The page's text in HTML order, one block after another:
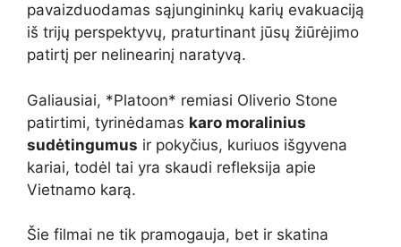
pavaizduodamas sąjungininkų karių evakuaciją
iš trijų perspektyvų, praturtinant jūsų žiūrėjimo
patirtį per nelinearinį naratyvą.
Galiausiai, *Platoon* remiasi Oliverio Stone
patirtimi, tyrinėdamas karo moralinius
sudėtingumus ir pokyčius, kuriuos išgyvena
kariai, todėl tai yra skaudi refleksija apie
Vietnamo karą.
Šie filmai ne tik pramogauja, bet ir skatina